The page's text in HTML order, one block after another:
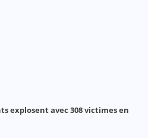
explosent avec 308 victimes en